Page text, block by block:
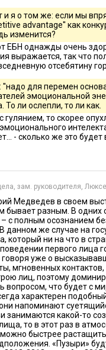
и я о том же: если мы
advantage'' как
изменится?
ЕБН однажды очень
выражается, так что
отсебятину
для перемен
эмоциональной
То ли ослепли, то ли как.
гулянием, то скорее
- сколько же это
зам. руководителя,
Медведев в своем
бывает разным. В одних
с полным осознанием
данном же случае на
который ни на что в
первого лица
уже о
мгновенных
лиц, поэтому
вопросом, что будет с
характерен
напоминают
занимаются какой-то
то в этот раз в
быстрее
«Пузыри»